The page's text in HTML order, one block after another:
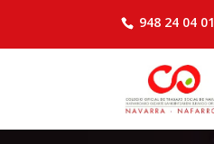
948 24 04 01